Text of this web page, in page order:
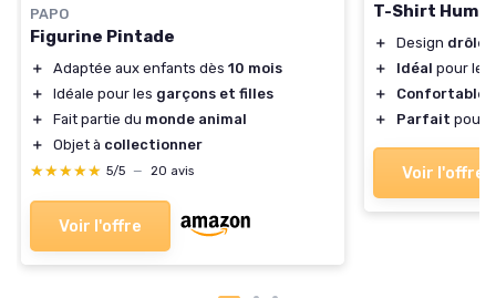
PAPO
Figurine Pintade
＋ Adaptée aux enfants dès 10 mois
＋
Idéale pour les garçons et filles
＋
Fait partie du monde animal
＋
Objet à collectionner
★★★★★
★★★★★ 5/5 — 20 avis
Voir l'offre
T-Shirt
＋ Design drôle
＋
Idéal pour les
＋
Confortable
＋
Parfait pour
Voir l'offre